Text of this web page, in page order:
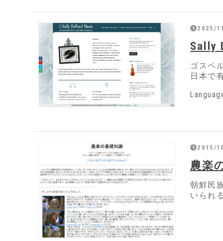
2025/
Sally
ゴスペ
日本で
2015/
農楽
朝鮮民
いられ